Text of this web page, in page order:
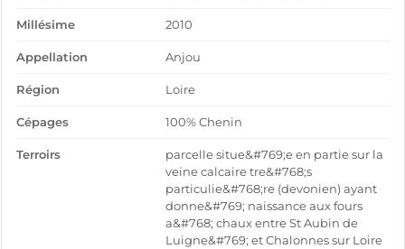
Millésime 2010
Appellation Anjou
Région Loire
Cépages 100% Chenin
Terroirs
parcelle situe&#769;e en partie sur la
veine calcaire tre&#768;s
particulie&#768;re (devonien) ayant
donne&#769; naissance aux fours
a&#768; chaux entre St Aubin de
Luigne&#769; et Chalonnes sur Loire